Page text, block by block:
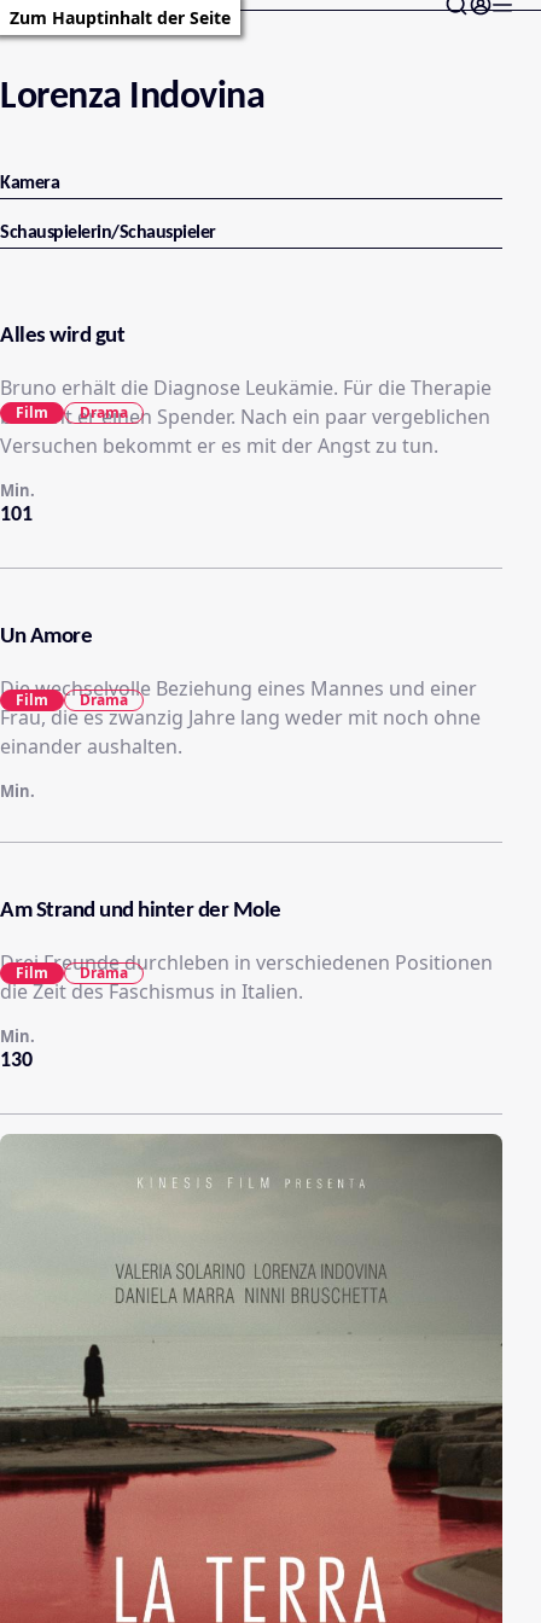
Zum Hauptinhalt der Seite
Lorenza Indovina
Kamera
Schauspielerin/Schauspieler
Alles wird gut
Bruno erhält die Diagnose Leukämie. Für die Therapie
braucht er einen Spender. Nach ein paar vergeblichen
Versuchen bekommt er es mit der Angst zu tun.
101
Min.
Film Drama
Un Amore
Die wechselvolle Beziehung eines Mannes und einer
Frau, die es zwanzig Jahre lang weder mit noch ohne
einander aushalten.
Min.
Film Drama
Am Strand und hinter der Mole
Drei Freunde durchleben in verschiedenen Positionen
die Zeit des Faschismus in Italien.
130
Min.
Film Drama